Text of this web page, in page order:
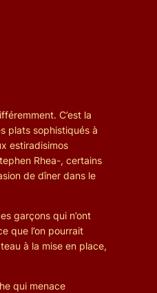
C’est la
plats sophistiqués à
estiradisimos
Rhea-, certains
de dîner dans le
garçons qui n’ont
que l’on pourrait
à la mise en place,
qui menace